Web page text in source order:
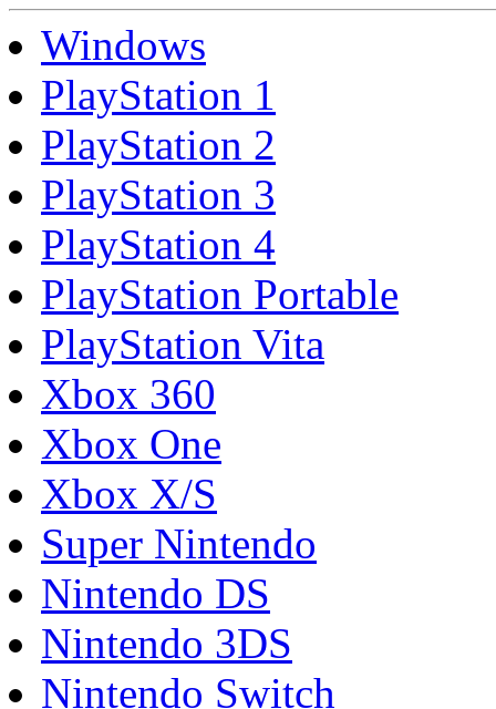
Windows
PlayStation 1
PlayStation 2
PlayStation 3
PlayStation 4
PlayStation Portable
PlayStation Vita
Xbox 360
Xbox One
Xbox X/S
Super Nintendo
Nintendo DS
Nintendo 3DS
Nintendo Switch